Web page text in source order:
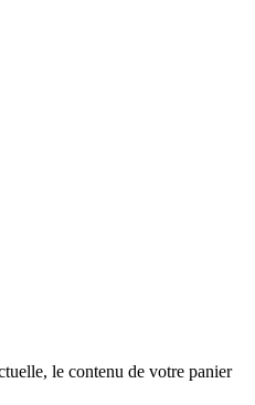
le contenu de votre panier